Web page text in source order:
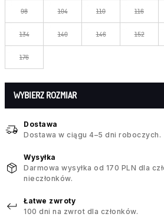
98 104 110 116
134 140 146 152
176
WYBIERZ ROZMIAR
Dostawa
Dostawa w ciągu 4–5 dni roboczych.
Wysyłka
Darmowa wysyłka od 170 PLN dla
nieczłonków.
Łatwe zwroty
100 dni na zwrot dla członków.